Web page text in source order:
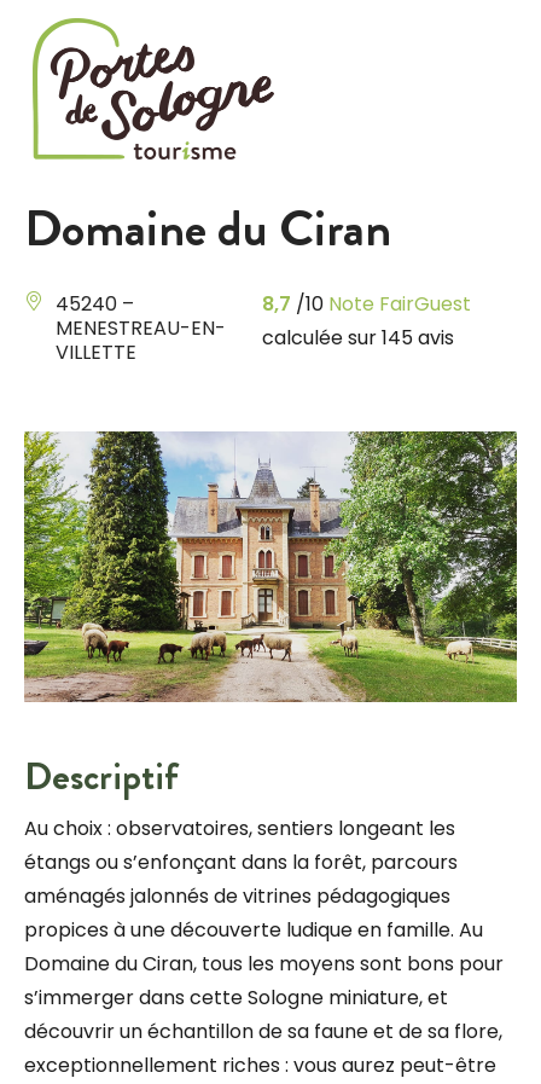
Domaine du Ciran
45240 –
MENESTREAU-EN-
VILLETTE
8,7 /10Note FairGuest
calculée sur 145 avis
Descriptif
Au choix : observatoires, sentiers longeant les
étangs ou s’enfonçant dans la forêt, parcours
aménagés jalonnés de vitrines pédagogiques
propices à une découverte ludique en famille. Au
Domaine du Ciran, tous les moyens sont bons pour
s’immerger dans cette Sologne miniature, et
découvrir un échantillon de sa faune et de sa flore,
exceptionnellement riches : vous aurez peut-être